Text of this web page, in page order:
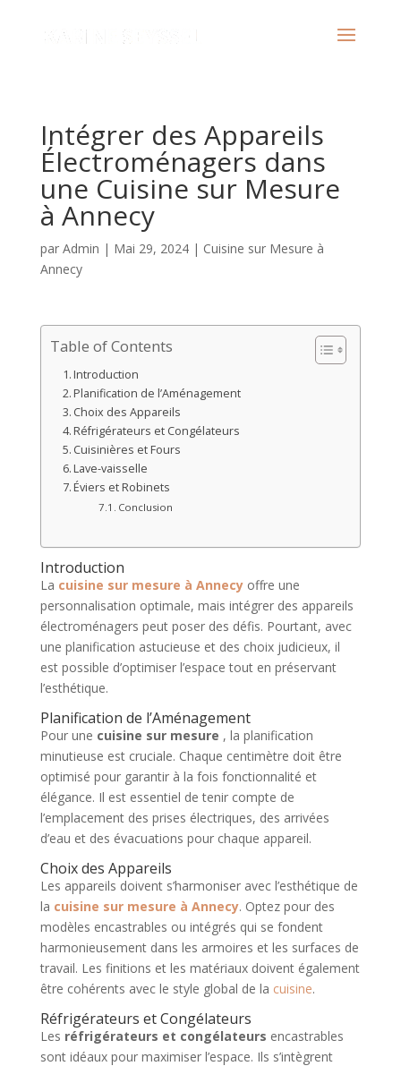
Intégrer des Appareils
Électroménagers dans
une Cuisine sur Mesure
à Annecy
par Admin | Mai 29, 2024| Cuisine sur Mesure à
Annecy
Table of Contents
Introduction
Planification de l’Aménagement
Choix des Appareils
Réfrigérateurs et Congélateurs
Cuisinières et Fours
Lave-vaisselle
Éviers et Robinets
Conclusion
Introduction
La cuisine sur mesure à Annecyoffre une
personnalisation optimale, mais intégrer des appareils
électroménagers peut poser des défis. Pourtant, avec
une planification astucieuse et des choix judicieux, il
est possible d’optimiser l’espace tout en préservant
l’esthétique.
Planification de l’Aménagement
Pour une cuisine sur mesure , la planification
minutieuse est cruciale. Chaque centimètre doit être
optimisé pour garantir à la fois fonctionnalité et
élégance. Il est essentiel de tenir compte de
l’emplacement des prises électriques, des arrivées
d’eau et des évacuations pour chaque appareil.
Choix des Appareils
Les appareils doivent s’harmoniser avec l’esthétique de
la cuisine sur mesure à Annecy. Optez pour des
modèles encastrables ou intégrés qui se fondent
harmonieusement dans les armoires et les surfaces de
travail. Les finitions et les matériaux doivent également
être cohérents avec le style global de la cuisine.
Réfrigérateurs et Congélateurs
Les réfrigérateurs et congélateurs encastrables
sont idéaux pour maximiser l’espace. Ils s’intègrent